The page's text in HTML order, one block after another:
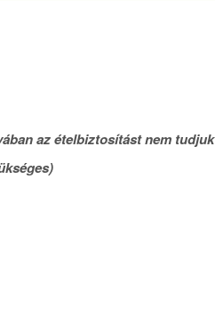
az ételbiztosítást nem tudjuk